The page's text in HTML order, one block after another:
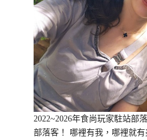
2022~2026年食尚玩家駐站部
部落客！ 哪裡有我，哪裡就